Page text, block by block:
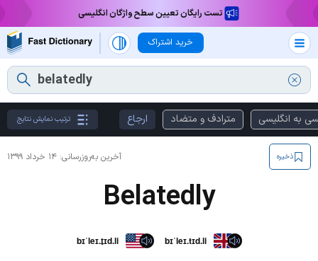
تست رایگان تعیین سطح واژگان انگلیسی
خرید اشتراک
به انگلیسی مترادف و متضاد ارجاع ترتیب نمایش نتایج
آخرین به‌روزرسانی: ۱۴ خرداد ۱۳۹۹ ذخیره
Belatedly
bɪˈleɪ.t̬ɪd.li bɪˈleɪ.tɪd.li